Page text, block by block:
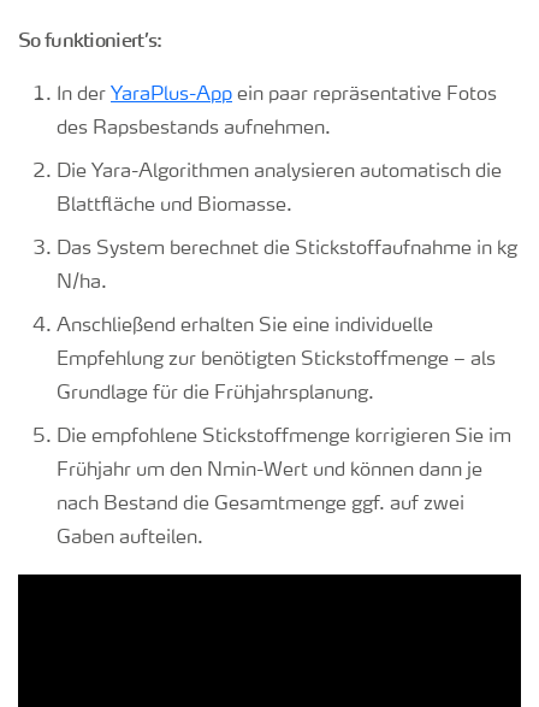
So funktioniert’s:
In der YaraPlus-App ein paar repräsentative Fotos
des Rapsbestands aufnehmen.
Die Yara-Algorithmen analysieren automatisch die
Blattfläche und Biomasse.
Das System berechnet die Stickstoffaufnahme in kg
N/ha.
Anschließend erhalten Sie eine individuelle
Empfehlung zur benötigten Stickstoffmenge – als
Grundlage für die Frühjahrsplanung.
Die empfohlene Stickstoffmenge korrigieren Sie im
Frühjahr um den Nmin-Wert und können dann je
nach Bestand die Gesamtmenge ggf. auf zwei
Gaben aufteilen.